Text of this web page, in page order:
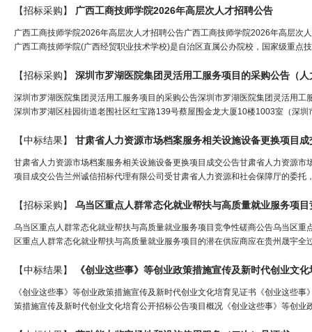
【招标采购】 广西工商技师学院2026年高层次 人才招聘公告
广西工商技师学院2026年高层次人才招聘公告广西工商技师学院2026年高层次
广西工商技师学院(广西经贸职业技术学校)是自治区直属公办院校，国家级重点
【招标采购】 深圳市罗湖医院集团灵活用工服务项目的采购公告（
深圳市罗湖医院集团灵活用工服务项目的采购公告深圳市罗湖医院集团灵活用
深圳市罗湖区桂园街道老围社区红宝路139号蔡屋围金龙大厦10楼1003室（深
【中标结果】 甘肃省人力资源市场档案服务相关设施设备更换项目成
甘肃省人力资源市场档案服务相关设施设备更换项目成交公告甘肃省人力资源
项目成交公告兰州诚信招标代理有限公司受甘肃省人力资源和社会保障厅的委托
【招标采购】 乌当区重点人群常态化就业帮扶与高质量就业服务项
乌当区重点人群常态化就业帮扶与高质量就业服务项目竞争性磋商公告乌当区
区重点人群常态化就业帮扶与高质量就业服务项目的潜在供应商应在贵州晟宇全
【中标结果】 《创业这些事》等创业政策措施宣传及新时代创业文
《创业这些事》等创业政策措施宣传及新时代创业文化培育见证书《创业这些
策措施宣传及新时代创业文化培育公开招标公告项目概况《创业这些事》等创